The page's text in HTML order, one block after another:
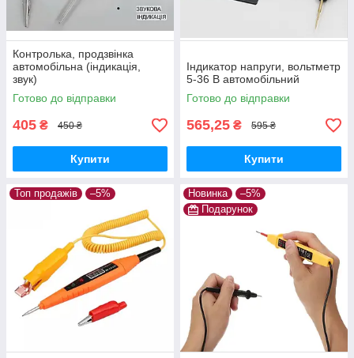
Контролька, продзвінка
автомобільна (індикація,
звук)
Готово до відправки
405 ₴ 450 ₴
Купити
Індикатор напруги, вольтметр
5-36 В автомобільний
Готово до відправки
565,25 ₴ 595 ₴
Купити
Топ продажів –5% Новинка
–5%
Подарунок